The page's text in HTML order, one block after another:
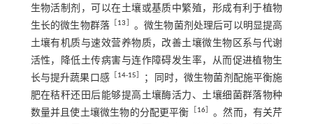
生物活制剂，可以在土壤或基质中繁殖，形成有利于植物
生长的微生物群落
13
。微生物菌剂处理后可以明显提高
土壤有机质与速效营养物质，改善土壤微生物区系与代谢
活性，降低土传病害与连作障碍发生率，从而促进植物生
长与提升蔬果口感［ 14-15
；同时，微生物菌剂配施平衡施
肥在秸秆还田后能够提高土壤酶活力、土壤细菌群落物种
数量并且使土壤微生物的分配更平衡
16］ 。然而，有关芹